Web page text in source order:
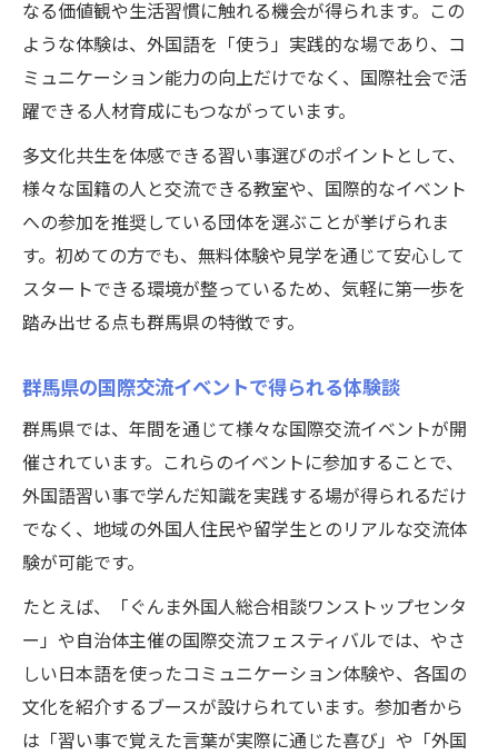
なる価値観や生活習慣に触れる機会が得られます。この
ような体験は、外国語を「使う」実践的な場であり、コ
ミュニケーション能力の向上だけでなく、国際社会で活
躍できる人材育成にもつながっています。
多文化共生を体感できる習い事選びのポイントとして、
様々な国籍の人と交流できる教室や、国際的なイベント
への参加を推奨している団体を選ぶことが挙げられま
す。初めての方でも、無料体験や見学を通じて安心して
スタートできる環境が整っているため、気軽に第一歩を
踏み出せる点も群馬県の特徴です。
群馬県の国際交流イベントで得られる体験談
群馬県では、年間を通じて様々な国際交流イベントが開
催されています。これらのイベントに参加することで、
外国語習い事で学んだ知識を実践する場が得られるだけ
でなく、地域の外国人住民や留学生とのリアルな交流体
験が可能です。
たとえば、「ぐんま外国人総合相談ワンストップセンタ
ー」や自治体主催の国際交流フェスティバルでは、やさ
しい日本語を使ったコミュニケーション体験や、各国の
文化を紹介するブースが設けられています。参加者から
は「習い事で覚えた言葉が実際に通じた喜び」や「外国
公式ラジオ番組「ダンスのとなり」スタート！ スタ
ジオのこと、先生たちのことなどゆるく配信中
視聴する
公式ラジオ番組「ダンスのとなり」スタート！ スタ
ジオのこと、先生たちのことなどゆるく配信中
視聴する